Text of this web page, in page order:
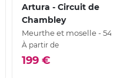
Artura - Circuit de
Chambley
Meurthe et moselle - 54
À partir de
199 €